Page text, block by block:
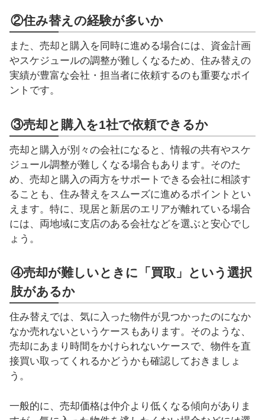
②住み替えの経験が多いか
また、売却と購入を同時に進める場合には、資金計画
やスケジュールの調整が難しくなるため、住み替えの
実績が豊富な会社・担当者に依頼するのも重要なポイ
ントです。
③売却と購入を1社で依頼できるか
売却と購入が別々の会社になると、情報の共有やスケ
ジュール調整が難しくなる場合もあります。そのた
め、売却と購入の両方をサポートできる会社に相談す
ることも、住み替えをスムーズに進めるポイントとい
えます。特に、現居と新居のエリアが離れている場合
には、両地域に支店のある会社などを選ぶと安心でし
ょう。
④売却が難しいときに「買取」という選択
肢があるか
住み替えでは、気に入った物件が見つかったのになか
なか売れないというケースもあります。そのような、
売却にあまり時間をかけられないケースで、物件を直
接買い取ってくれるかどうかも確認しておきましょ
う。
一般的に、売却価格は仲介より低くなる傾向がありま